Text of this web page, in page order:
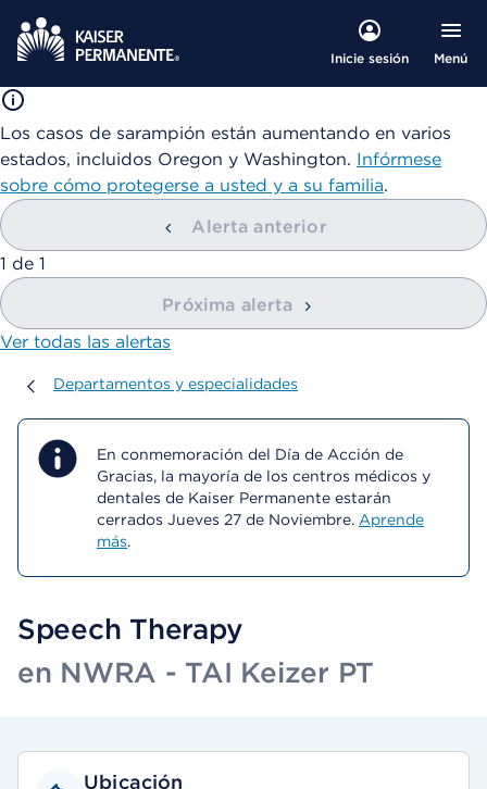
Inicie sesión Menú
Los casos de sarampión están aumentando en varios
estados, incluidos Oregon y Washington. Infórmese
sobre cómo protegerse a usted y a su familia.
Alerta anterior
mostrando
1 de 1
Próxima alerta
Ver todas las alertas
Departamentos y especialidades
Departamentos y especialidades
En conmemoración del Día de Acción de
Gracias, la mayoría de los centros médicos y
dentales de Kaiser Permanente estarán
cerrados Jueves 27 de Noviembre. Aprende
más.
Speech Therapy
en NWRA - TAI Keizer PT
Ubicación